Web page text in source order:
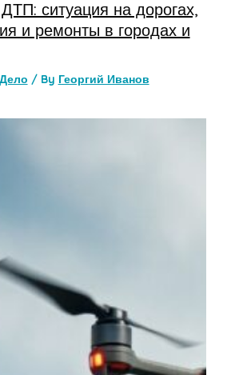
ситуация на дорогах,
и ремонты в городах и
Дело / By Георгий Иванов